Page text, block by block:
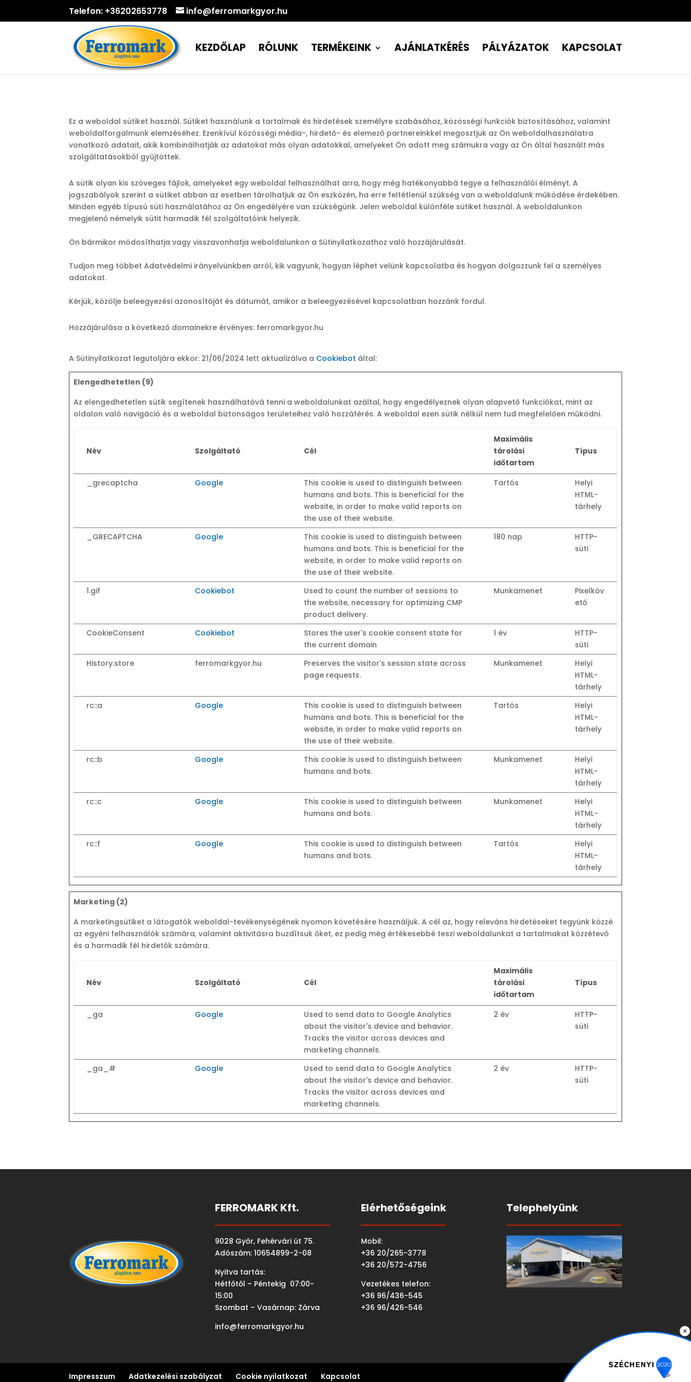
×
Telefon: +36202653778 info@ferromarkgyor.hu
KEZDŐLAP RÓLUNK TERMÉKEINK AJÁNLATKÉRÉS PÁLYÁZATOK KAPCSOLAT
Ez a weboldal sütiket használ. Sütiket használunk a tartalmak és hirdetések személyre szabásához, közösségi funkciók biztosításához, valamint
weboldalforgalmunk elemzéséhez. Ezenkívül közösségi média-, hirdető- és elemező partnereinkkel megosztjuk az Ön weboldalhasználatra
vonatkozó adatait, akik kombinálhatják az adatokat más olyan adatokkal, amelyeket Ön adott meg számukra vagy az Ön által használt más
szolgáltatásokból gyűjtöttek.
A sütik olyan kis szöveges fájlok, amelyeket egy weboldal felhasználhat arra, hogy még hatékonyabbá tegye a felhasználói élményt. A
jogszabályok szerint a sütiket abban az esetben tárolhatjuk az Ön eszközén, ha erre feltétlenül szükség van a weboldalunk működése érdekében.
Minden egyéb típusú süti használatához az Ön engedélyére van szükségünk. Jelen weboldal különféle sütiket használ. A weboldalunkon
megjelenő némelyik sütit harmadik fél szolgáltatóink helyezik.
Ön bármikor módosíthatja vagy visszavonhatja weboldalunkon a Sütinyilatkozathoz való hozzájárulását.
Tudjon meg többet Adatvédelmi irányelvünkben arról, kik vagyunk, hogyan léphet velünk kapcsolatba és hogyan dolgozzunk fel a személyes
adatokat.
Kérjük, közölje beleegyezési azonosítóját és dátumát, amikor a beleegyezésével kapcsolatban hozzánk fordul.
Hozzájárulása a következő domainekre érvényes: ferromarkgyor.hu
A Sütinyilatkozat legutoljára ekkor: 21/06/2024 lett aktualizálva a Cookiebot által:
Elengedhetetlen (9)
Az elengedhetetlen sütik segítenek használhatóvá tenni a weboldalunkat azáltal, hogy engedélyeznek olyan alapvető funkciókat, mint az
oldalon való navigáció és a weboldal biztonságos területeihez való hozzáférés. A weboldal ezen sütik nélkül nem tud megfelelően működni.
Név Szolgáltató Cél
Maximális
tárolási
időtartam
Típus
_grecaptcha Google
This cookie is used to distinguish between
humans and bots. This is beneficial for the
website, in order to make valid reports on
the use of their website.
Tartós
Helyi
HTML-
tárhely
_GRECAPTCHA Google
This cookie is used to distinguish between
humans and bots. This is beneficial for the
website, in order to make valid reports on
the use of their website.
180 nap
HTTP-
süti
1.gif Cookiebot
Used to count the number of sessions to
the website, necessary for optimizing CMP
product delivery.
Munkamenet
Pixelköv
ető
CookieConsent Cookiebot
Stores the user's cookie consent state for
the current domain
1 év
HTTP-
süti
History.store
ferromarkgyor.hu
Preserves the visitor's session state across
page requests.
Munkamenet
Helyi
HTML-
tárhely
rc::a
Google
This cookie is used to distinguish between
humans and bots. This is beneficial for the
website, in order to make valid reports on
the use of their website.
Tartós
Helyi
HTML-
tárhely
rc::b Google
This cookie is used to distinguish between
humans and bots.
Munkamenet
Helyi
HTML-
tárhely
rc::c
Google
This cookie is used to distinguish between
humans and bots.
Munkamenet
Helyi
HTML-
tárhely
rc::f
Google
This cookie is used to distinguish between
humans and bots.
Tartós
Helyi
HTML-
tárhely
Marketing (2)
A marketingsütiket a látogatók weboldal-tevékenységének nyomon követésére használjuk. A cél az, hogy releváns hirdetéseket tegyünk közzé
az egyéni felhasználók számára, valamint aktivitásra buzdítsuk őket, ez pedig még értékesebbé teszi weboldalunkat a tartalmakat közzétevő
és a harmadik fél hirdetők számára.
Név Szolgáltató Cél
Maximális
tárolási
időtartam
Típus
_ga Google
Used to send data to Google Analytics
about the visitor's device and behavior.
Tracks the visitor across devices and
marketing channels.
2 év
HTTP-
süti
_ga_# Google
Used to send data to Google Analytics
about the visitor's device and behavior.
Tracks the visitor across devices and
marketing channels.
2 év
HTTP-
süti
FERROMARK Kft.
9028 Győr, Fehérvári út 75.
Adószám: 10654899-2-08
Nyitva tartás:
Hétfőtől – Péntekig 07:00-
15:00
Szombat – Vasárnap: Zárva
info@ferromarkgyor.hu
Elérhetőségeink
Mobil:
+36 20/265-3778
+36 20/572-4756
Vezetékes telefon:
+36 96/436-545
+36 96/426-546
Telephelyünk
Impresszum Adatkezelési szabályzat Cookie nyilatkozat Kapcsolat